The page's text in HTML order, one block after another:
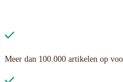
Meer dan 100.000 artikelen op